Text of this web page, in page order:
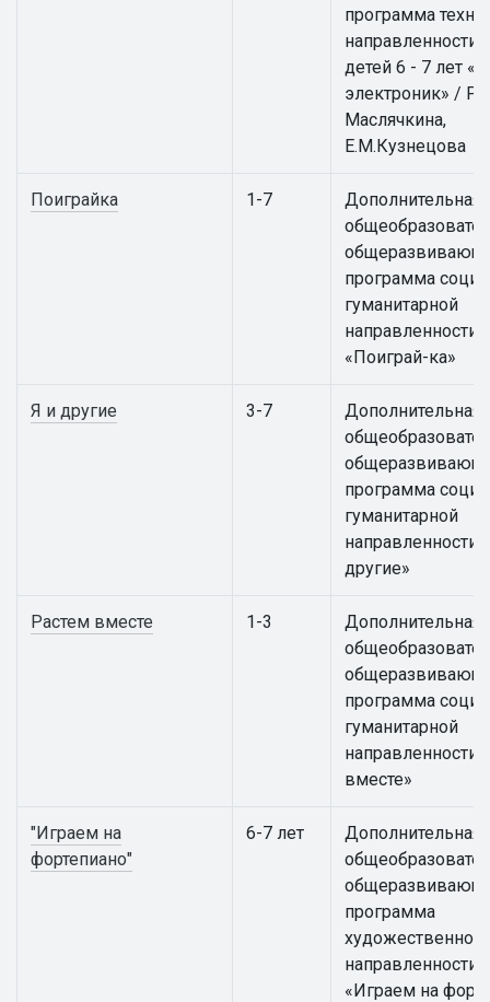
программа
направленности
детей 6 - 7 лет
электроник» /
Маслячкина,
Е.М.Кузнецова
Поиграйка 1-7
Дополнительная
программа
гуманитарной
направленности
«Поиграй-ка»
Я и другие 3-7
Дополнительная
программа
гуманитарной
направленности
другие»
Растем вместе 1-3
Дополнительная
программа
гуманитарной
направленности
вместе»
"Играем на
фортепиано"
6-7 лет
Дополнительная
программа
художественной
направленности
«Играем на